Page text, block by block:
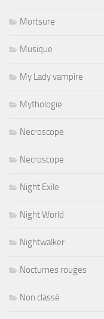
Mortsure
Musique
My Lady vampire
Mythologie
Necroscope
Necroscope
Night Exile
Night World
Nightwalker
Nocturnes rouges
Non classé